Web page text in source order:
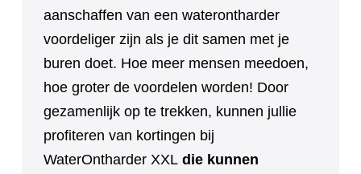
aanschaffen van een waterontharder
voordeliger zijn als je dit samen met je
buren doet. Hoe meer mensen meedoen,
hoe groter de voordelen worden! Door
gezamenlijk op te trekken, kunnen jullie
profiteren van kortingen bij
WaterOntharder XXL die kunnen